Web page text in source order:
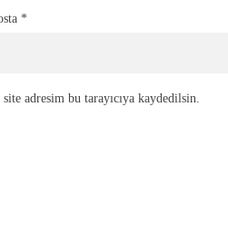
*
adresim bu tarayıcıya kaydedilsin.